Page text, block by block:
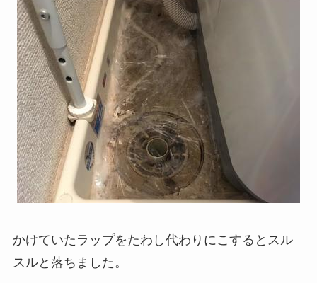
かけていたラップをたわし代わりにこするとスル
スルと落ちました。